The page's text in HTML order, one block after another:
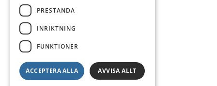
PRESTANDA
INRIKTNING
FUNKTIONER
ACCEPTERA ALLA AVVISA ALLT